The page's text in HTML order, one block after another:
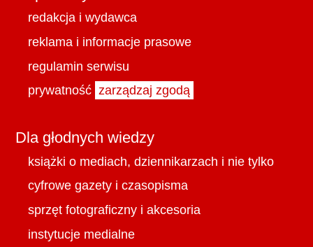
redakcja i wydawca
reklama i informacje prasowe
regulamin serwisu
prywatność zarządzaj zgodą
Dla głodnych wiedzy
książki o mediach, dziennikarzach i nie tylko
cyfrowe gazety i czasopisma
sprzęt fotograficzny i akcesoria
instytucje medialne